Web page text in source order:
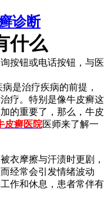
诊断
什么
按钮或电话按钮，与医
是治疗疾病的前提，
疗。特别是像牛皮癣这
的重要了，那么，牛皮
皮癣医院医师来了解一
衣摩擦与汗渍时更剧，
经常会引发情绪波动
作和休息，患者常伴有